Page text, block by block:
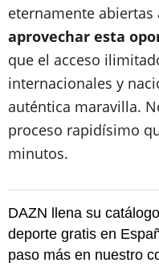
eternamente abiertas
aprovechar esta
que el acceso
internacionales y
auténtica maravilla.
proceso rapidísimo
minutos.
DAZN llena su
deporte gratis en
paso más en nuestro